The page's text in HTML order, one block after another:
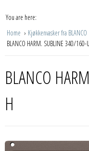
You are here:
Home
Kjøkkenvasker fra BLANCO
BLANCO HARM. SUBLINE 340/160-
BLANCO
H